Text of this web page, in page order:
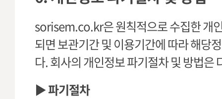
sorisem.co.kr은 원칙적으로 수집한 개
되면 보관기간 및 이용기간에 따라 해당
다. 회사의 개인정보 파기절차 및 방법은
▶ 파기절차